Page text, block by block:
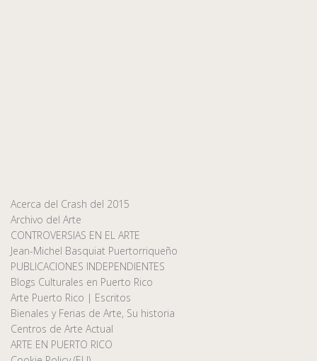
Acerca del Crash del 2015
Archivo del Arte
CONTROVERSIAS EN EL ARTE
Jean-Michel Basquiat Puertorriqueño
PUBLICACIONES INDEPENDIENTES
Blogs Culturales en Puerto Rico
Arte Puerto Rico | Escritos
Bienales y Ferias de Arte, Su historia
Centros de Arte Actual
ARTE EN PUERTO RICO